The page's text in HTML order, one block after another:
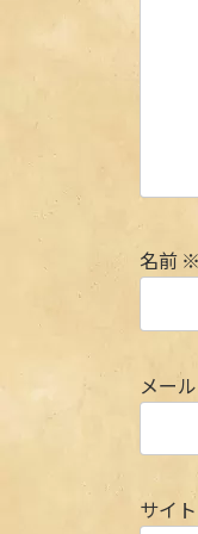
名前 ※
メール
サイト